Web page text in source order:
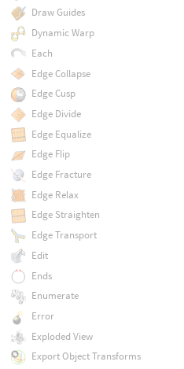
Draw Guides
Dynamic Warp
Each
Edge Collapse
Edge Cusp
Edge Divide
Edge Equalize
Edge Flip
Edge Fracture
Edge Relax
Edge Straighten
Edge Transport
Edit
Ends
Enumerate
Error
Exploded View
Export Object Transforms